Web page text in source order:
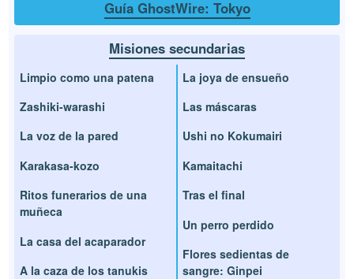
Guía GhostWire: Tokyo
Misiones secundarias
Limpio como una patena
Zashiki-warashi
La voz de la pared
Karakasa-kozo
Ritos funerarios de una
muñeca
La casa del acaparador
A la caza de los tanukis
La joya de ensueño
Las máscaras
Ushi no Kokumairi
Kamaitachi
Tras el final
Un perro perdido
Flores sedientas de
sangre: Ginpei